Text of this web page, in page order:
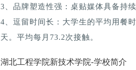
3、品牌塑造性强：桌贴媒体具备持
4、逗留时间长：大学生的平均用餐
天。平均每月73.2次接触。
湖北工程学院新技术学院-学校简介